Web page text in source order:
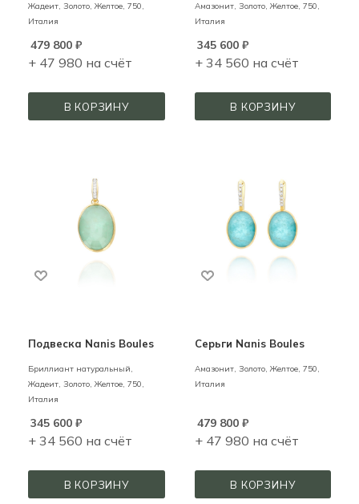
Жадеит, Золото,Желтое, 750,
Италия
479 800 ₽
+ 47 980 на счёт
В КОРЗИНУ
Амазонит, Золото,Желтое, 750,
Италия
345 600₽
+ 34 560 на счёт
В КОРЗИНУ
Подвеска Nanis Boules
Бриллиант натуральный,
Жадеит, Золото, Желтое, 750,
Италия
345 600 ₽
+ 34 560 на счёт
В КОРЗИНУ
Серьги Nanis Boules
Амазонит, Золото, Желтое, 750,
Италия
479 800₽
+ 47 980 на счёт
В КОРЗИНУ